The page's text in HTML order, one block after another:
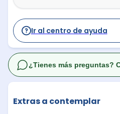
Ir al centro de ayuda
Extras a contemplar
¿Tienes más preguntas?